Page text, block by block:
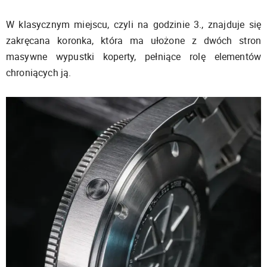
W klasycznym miejscu, czyli na godzinie 3., znajduje się
zakręcana koronka, która ma ułożone z dwóch stron
masywne wypustki koperty, pełniące rolę elementów
chroniących ją.